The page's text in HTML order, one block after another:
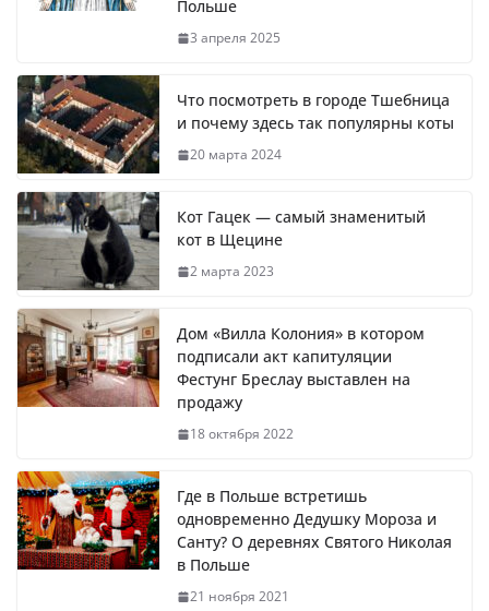
Польше
3 апреля 2025
Что посмотреть в городе Тшебница
и почему здесь так популярны коты
20 марта 2024
Кот Гацек — самый знаменитый
кот в Щецине
2 марта 2023
Дом «Вилла Колония» в котором
подписали акт капитуляции
Фестунг Бреслау выставлен на
продажу
18 октября 2022
Где в Польше встретишь
одновременно Дедушку Мороза и
Санту? О деревнях Святого Николая
в Польше
21 ноября 2021